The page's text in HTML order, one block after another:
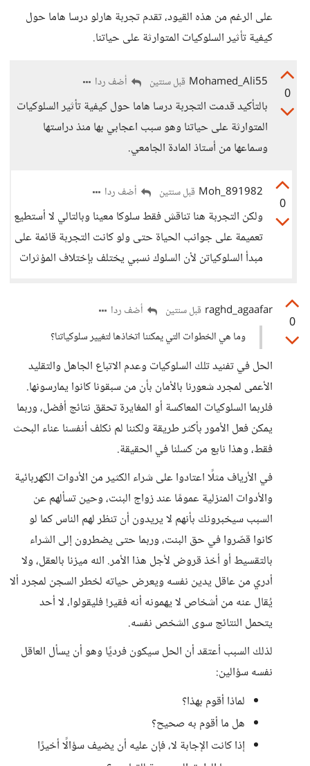
على الرغم من هذه القيود، تقدم تجربة هارلو درسا هاما حول
كيفية تأثير السلوكيات المتوارثة على حياتنا.
0
Mohamed_Ali55 قبل سنتين أضف ردا
بالتأكيد قدمت التجربة درسا هاما حول كيفية تأثير السلوكيات
المتوارثة على حياتنا وهو سبب اعجابي بها منذ دراستها
وسماعها من أستاذ المادة الجامعي.
0
Moh_891982 قبل سنتين أضف ردا
ولكن التجربة هنا تناقش فقط سلوكا معينا وبالتالي لا أستطيع
تعميمة على جوانب الحياة حتى ولو كانت التجربة قائمة على
مبدأ السلوكياتن لأن السلوك نسبي يختلف بإختلاف المؤثرات
0
raghd_agaafar قبل سنتين
أضف ردا
وما هي الخطوات التي يمكننا اتخاذها لتغيير سلوكياتنا؟
الحل في تفنيد تلك السلوكيات وعدم الاتباع الجاهل والتقليد
الأعمى لمجرد شعورنا بالأمان بأن من سبقونا كانوا يمارسونها.
فلربما السلوكيات المعاكسة أو المغايرة تحقق نتائج أفضل، وربما
يمكن فعل الأمور بأكثر طريقة ولكننا لم نكلف أنفسنا عناء البحث
فقط، وهذا نابع من كسلنا في الحقيقة.
في الأرياف مثلًا اعتادوا على شراء الكثير من الأدوات الكهربائية
والأدوات المنزلية عمومًا عند زواج البنت، وحين تسألهم عن
السبب سيخبرونك بأنهم لا يريدون أن تنظر لهم الناس كما لو
كانوا قصّروا في حق البنت، وربما حتى يضطرون إلى الشراء
بالتقسيط أو أخذ قروض لأجل هذا الأمر. الله ميزنا بالعقل، ولا
أدري من عاقل يدين نفسه ويعرض حياته لخطر السجن لمجرد ألا
يُقال عنه من أشخاص لا يهمونه أنه فقير! فليقولوا، لا أحد
يتحمل النتائج سوى الشخص نفسه.
لذلك السبب أعتقد أن الحل سيكون فرديًا وهو أن يسأل العاقل
نفسه سؤالين:
لماذا أقوم بهذا؟
هل ما أقوم به صحيح؟
إذا كانت الإجابة لا، فإن عليه أن يضيف سؤالًا أخيرًا